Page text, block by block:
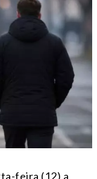
feira (12) a